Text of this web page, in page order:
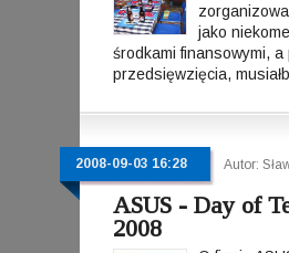
jako
środkami finansowymi,
przedsięwzięcia,
2008-09-03 16:28 Autor:
ASUS - Day of
2008